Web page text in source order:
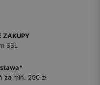
ZAKUPY
SSL
za min. 250 zł